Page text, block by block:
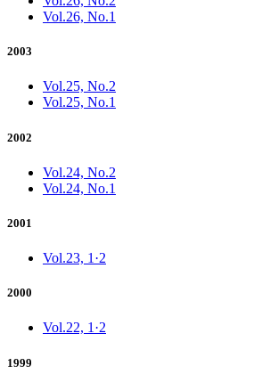
Vol.26, No.1
2003
Vol.25, No.2
Vol.25, No.1
2002
Vol.24, No.2
Vol.24, No.1
2001
Vol.23, 1·2
2000
Vol.22, 1·2
1999